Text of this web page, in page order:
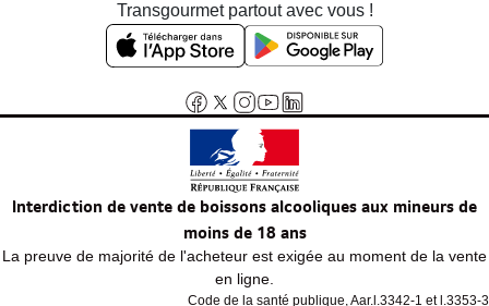
Transgourmet partout avec vous !
Interdiction de vente de boissons alcooliques aux mineurs de
moins de 18 ans
La preuve de majorité de l'acheteur est exigée au moment de la vente
en ligne.
Code de la santé publique, Aar.l.3342-1 et l.3353-3